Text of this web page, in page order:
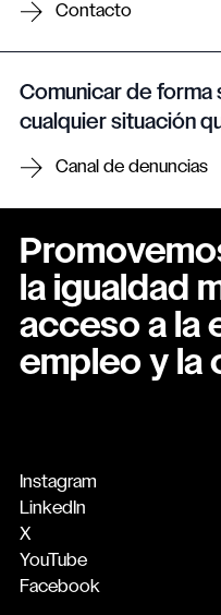
Contacto
Comunicar de forma
cualquier situación
Canal de denuncias
la igualdad
acceso a la
empleo y la
Instagram
LinkedIn
X
YouTube
Facebook